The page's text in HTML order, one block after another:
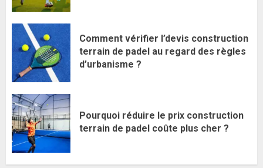
Comment vérifier l’devis construction
terrain de padel au regard des règles
d’urbanisme ?
Pourquoi réduire le prix construction
terrain de padel coûte plus cher ?